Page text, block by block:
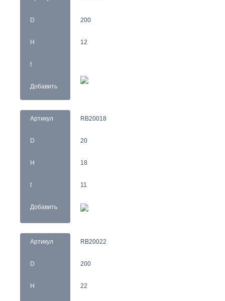
D
H
t
Добавить
200
12
Артикул
D
H
t
Добавить
RB20018
20
18
11
Артикул
D
H
RB20022
200
22